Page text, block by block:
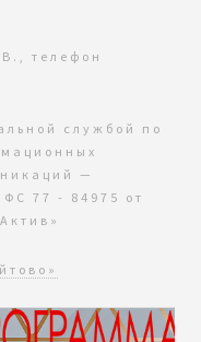
телефон
службой по
—
77 - 84975 от